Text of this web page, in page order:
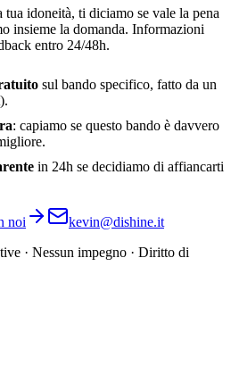
idoneità, ti diciamo se vale la pena
insieme la domanda. Informazioni
entro 24/48h.
sul bando specifico, fatto da un
: capiamo se questo bando è davvero
in 24h se decidiamo di affiancarti
noi
kevin@dishine.it
· Nessun impegno · Diritto di